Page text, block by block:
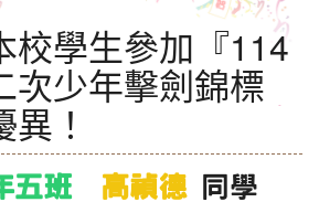
校學生參加『114
次少年擊劍錦標
！
五班 高禎德 同學